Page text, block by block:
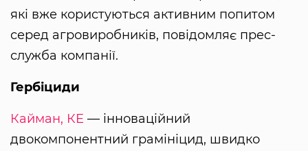
які вже користуються активним попитом
серед агровиробників, повідомляє прес-
служба компанії.
Гербіциди
Кайман, КЕ — інноваційний
двокомпонентний грамініцид, швидко